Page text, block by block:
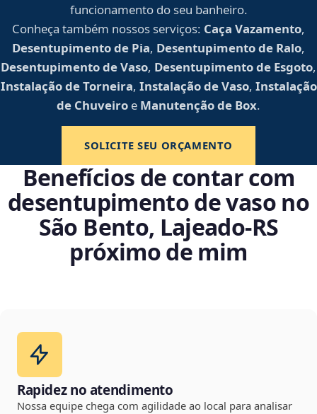
funcionamento do seu banheiro.
Conheça também nossos serviços: Caça Vazamento,
Desentupimento de Pia, Desentupimento de Ralo,
Desentupimento de Vaso, Desentupimento de Esgoto,
Instalação de Torneira, Instalação de Vaso, Instalação
de Chuveiro e Manutenção de Box.
SOLICITE SEU ORÇAMENTO
Benefícios de contar com
desentupimento de vaso no
São Bento, Lajeado‑RS
próximo de mim
Rapidez no atendimento
Nossa equipe chega com agilidade ao local para analisar